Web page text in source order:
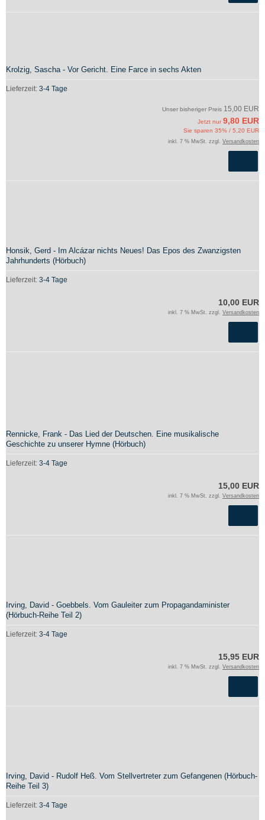
Krolzig, Sascha - Vor Gericht. Eine Farce in sechs Akten
Lieferzeit: 3-4 Tage
Unser bisheriger Preis 15,00 EUR
Jetzt nur 9,80 EUR
Sie sparen 35% / 5,20 EUR
inkl. 7 % MwSt. zzgl. Versandkosten
Honsik, Gerd - Im Alcázar nichts Neues! Das Epos des Zwanzigsten
Jahrhunderts (Hörbuch)
Lieferzeit: 3-4 Tage
10,00 EUR
inkl. 7 % MwSt. zzgl. Versandkosten
Rennicke, Frank - Das Lied der Deutschen. Eine musikalische
Geschichte zu unserer Hymne (Hörbuch)
Lieferzeit: 3-4 Tage
15,00 EUR
inkl. 7 % MwSt. zzgl. Versandkosten
Irving, David - Goebbels. Vom Gauleiter zum Propagandaminister
(Hörbuch-Reihe Teil 2)
Lieferzeit: 3-4 Tage
15,95 EUR
inkl. 7 % MwSt. zzgl. Versandkosten
Irving, David - Rudolf Heß. Vom Stellvertreter zum Gefangenen (Hörbuch-
Reihe Teil 3)
Lieferzeit: 3-4 Tage